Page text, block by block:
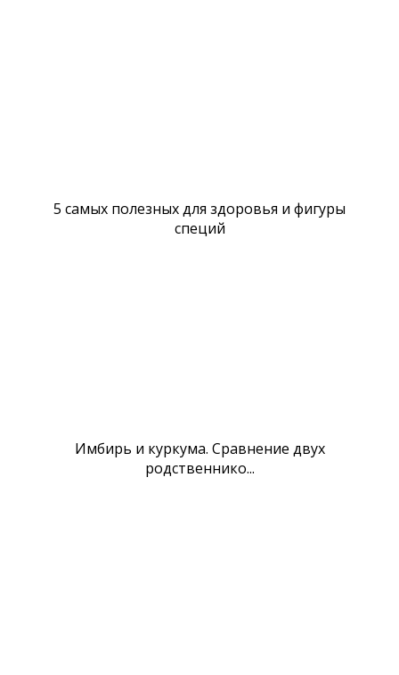
5 самых полезных для здоровья и фигуры
специй
Имбирь и куркума. Сравнение двух
родственнико...